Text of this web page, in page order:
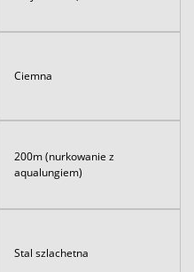
Ciemna
200m (nurkowanie z
aqualungiem)
Stal szlachetna